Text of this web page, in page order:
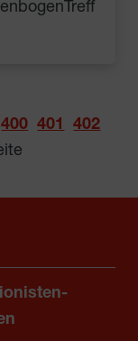
400 401
402